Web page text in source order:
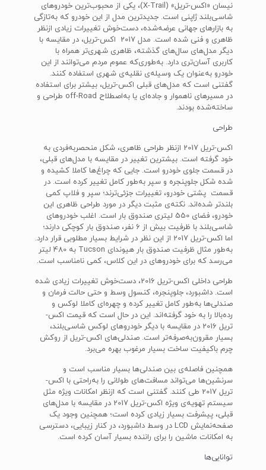
نیسان «اکس-تریل» (X-Trail)، یکی از محبوب‌ترین خودرو‌های
شاسی‌بلند ژاپنی است. جدید‌ترین مدل از این خودرو که به‌تازگی
به بازار‌های جهانی عرضه‌شده، دست‌خوش تغییرات زیادی ازنظر
ظاهری و فنی شده است. مدل 2017 اکس-تریل، در مقایسه با
دیگر مدل‌های سال‌های گذشته، ظاهری شهری‌تر همراه با
کاربری آسان‌تری دارد. به‌طوری‌که عموم مردم می‌توانند از این
خودرو به‌عنوان یک وسیله‌ی نقلیه‌ی شهری استفاده کنند.
گفتنی است که مد‌ل‌های قبلی اکس-تریل، بیشتر برای استفاده
در مسیر‌های ناهموار و جاده‌ای یا به‌اصطلاح off-Road طراحی و
ساخته‌شده بودند.
طراحی
اکس-تریل 2017 ازنظر طراحی ظاهری، شکل منحصر‌به‌فردی به
خود گرفته است. بیشترین تغییر در مقایسه با مدل‌های قبلی،
در قسمت جلوی خودرو است. جایی که چراغ‌ها کاملا کشیده و
شده شکل جلوپنجره و سپر به‌طور کامل تغییر کرده است. در
قسمت پشتی خودرو، تغییرات جزئی‌ترند؛ سپر و فلاپ کمی
بلند‌تر شده‌اند. نکته‌ی مثبت دیگر در مورد طراحی ظاهری این
خودرو، فضای 550 لیتری صندوق بار است. اغلب خودرو‌های
شاسی‌بلند با ظرفیت بیش از 6 نفر، صندوق بار کوچکی دارند؛
اما اکس-تریل 2017 از این نظر در شرایط بسیار مطلوبی قرار دارد.
به‌طور مثال ظرفیت صندوق بار هیوندای Tucson به 480 لیتر
می‌رسد که برای خودرو‌های در این کلاس، کمی نامناسب است.
طراحی داخلی اکس-تریل 2016، دست‌‌خوش تغییرات زیادی شده
است. داشبورد، جلو‌‌پنجره، کنسول وسط و حتی حالت فرمان و
صندلی‌ها به‌طور کامل تغییر کرده و چهره‌ای کاملا لوکس و
رده‌بالا را به خود گرفته‌اند. این در حال است که قیمت اکس-
تریل 2016 در مقایسه با دیگر خودرو‌های لوکس شاسی‌بلند،
بسیار مقرون‌به‌صرفه‌تر است. صندلی‌های اکس-تریل از روکش
چرم باکیفیت ساخت بسیار مرغوب بهره می‌برد.
همچنین فاصله‌ی بین صندلی‌ها بسیار مناسب است و
سرنشین‌ها می‌تواند مسافت‌های طولانی را به‌راحتی با اکس-
تریل 2017 طی کنند. گفتنی است که ازنظر امکانات ویژه مثل
سیستم تهویه‌ی ویژه اکس-تریل 2017 در مقایسه با مدل‌های
قبلی، پیشرفت بسیار زیادی کرده است؛ همچنین وجود یک
صفحه‌نمایش LCD در وسط داشبورد، در کنار زیبایی، دسترسی‌
به امکانات ماشین را برای راننده بسیار آسان کرده است.
توانایی‌ها